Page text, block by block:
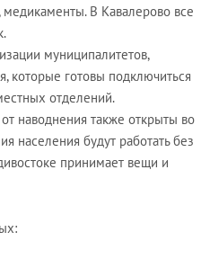
В Кавалерово все
муниципалитетов,
которые готовы подключиться
отделений.
наводнения также открыты во
населения будут работать без
принимает вещи и